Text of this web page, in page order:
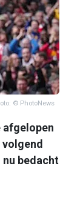
© PhotoNews
afgelopen
volgend
bedacht